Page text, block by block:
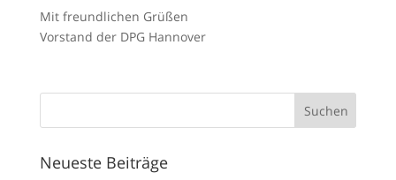
Mit freundlichen Grüßen
Vorstand der DPG Hannover
Neueste Beiträge